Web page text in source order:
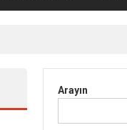
Arayın